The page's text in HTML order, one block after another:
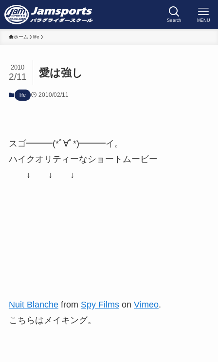
Search MENU
ホーム life
愛は強し
2010
2/11
life 2010/02/11
スゴ━━━(*ﾟ∀ﾟ*)━━━イ。
ハイクオリティーなショートムービー
↓ ↓ ↓
Nuit Blanchefrom Spy Filmson Vimeo.
こちらはメイキング。